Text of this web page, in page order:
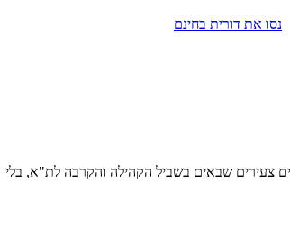
נסו את דורית בחינם
צעירים שבאים בשביל הקהילה והקרבה לת"א, בלי